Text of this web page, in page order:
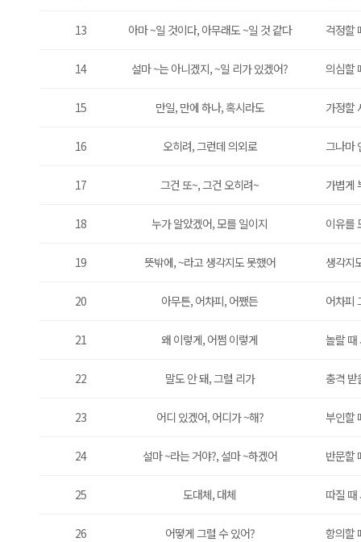
13 아마 ~일 것이다, 아무래도 ~일 것 같다 걱정할
14 설마 ~는 아니겠지, ~일 리가 있겠어? 의심할
15 만일, 만에 하나, 혹시라도 가정할
16 오히려, 그런데 의외로 그나마
17 그건 또~, 그건 오히려~ 가볍게
18 누가 알았겠어, 모를 일이지 이유를
19 뜻밖에, ~라고 생각지도 못했어 생각지
20 아무튼, 어차피, 어쨌든 어차피
21 왜 이렇게, 어쩜 이렇게 놀랄 때
22 말도 안 돼, 그럴 리가 충격 받
23 어디 있겠어, 어디가 ~해? 부인할
24 설마 ~라는 거야?, 설마 ~하겠어 반문할
25 도대체, 대체 따질 때
26 어떻게 그럴 수 있어? 항의할